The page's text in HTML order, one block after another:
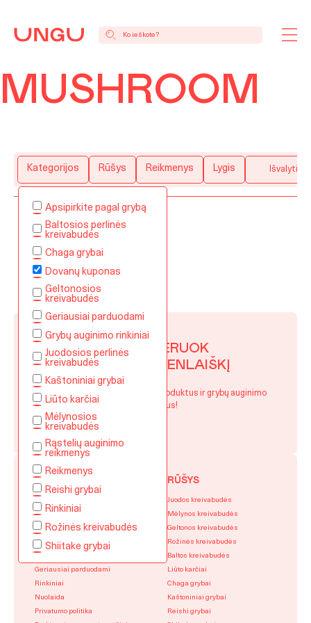
turinio
MUSHROOM
PARDUOTUVĖ
Kategorijos
Apsipirkite pagal grybą
Baltosios perlinės
kreivabudės
Chaga grybai
Dovanų kuponas
Geltonosios
kreivabudės
Geriausiai parduodami
Grybų auginimo rinkiniai
Juodosios perlinės
kreivabudės
Kaštoniniai grybai
Liūto karčiai
Mėlynosios
kreivabudės
Rąstelių auginimo
reikmenys
Reikmenys
Reishi grybai
Rinkiniai
Rožinės kreivabudės
Shiitake grybai
Rūšys Reikmenys Lygis Išvalyti
PREKĖS
Grybų auginimo rinkiniai
Apsipirkite profesionalams
Reikmenys
Geriausiai parduodami
Rinkiniai
Nuolaida
Privatumo politika
RŪŠYS
Juodos kreivabudės
Mėlynos kreivabudės
Geltonos kreivabudės
Rožinės kreivabudės
Baltos kreivabudės
Liūto karčiai
Chaga grybai
Kaštoniniai grybai
Reishi grybai
PRENUMERUOK
MŪSŲ NAUJIENLAIŠKĮ
Sekite naujienas apie naujus produktus ir grybų auginimo
patarimus!